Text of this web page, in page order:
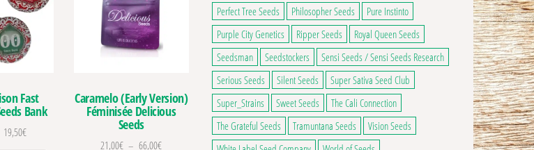
Fast
Bank
19,50€Plage de prix : 14,50€ à 19,50€
Caramelo (Early Version)
Féminisée Delicious
Seeds
21,00€ – 66,00€Plage de prix : 21,00€ à 66,00€
Perfect Tree Seeds
Philosopher Seeds
Pure Instinto
Purple City Genetics
Ripper Seeds
Royal Queen Seeds
Seedsman
Seedstockers
Sensi Seeds / Sensi Seeds Research
Serious Seeds
Silent Seeds
Super Sativa Seed Club
Super_Strains
Sweet Seeds
The Cali Connection
The Grateful Seeds
Tramuntana Seeds
Vision Seeds